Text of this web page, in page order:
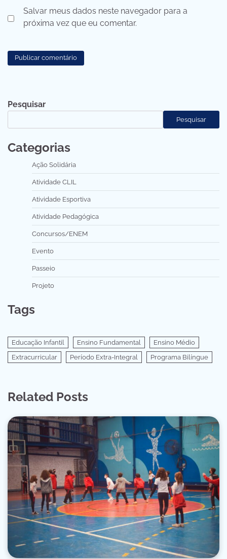
Salvar meus dados neste navegador para a
próxima vez que eu comentar.
Pesquisar
Pesquisar
Categorias
Ação Solidária
Atividade CLIL
Atividade Esportiva
Atividade Pedagógica
Concursos/ENEM
Evento
Passeio
Projeto
Tags
Educação Infantil Ensino Fundamental
Ensino Médio
Extracurricular
Período Extra-Integral Programa Bilíngue
Related Posts